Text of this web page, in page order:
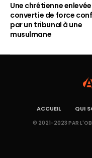
Une chrétienne
convertie de force
par un tribunal à une
musulmane
ACCUEIL QUI
© 2021-2023 PAR